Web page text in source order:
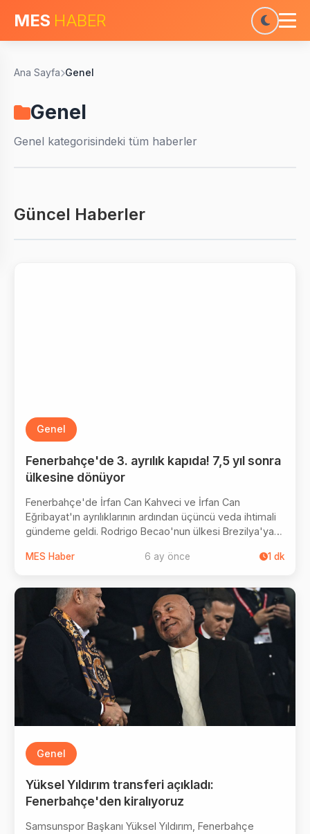
MES HABER
Ana Sayfa Genel
Genel
Genel kategorisindeki tüm haberler
Güncel Haberler
Genel
Fenerbahçe'de 3. ayrılık kapıda! 7,5 yıl sonra
ülkesine dönüyor
Fenerbahçe'de İrfan Can Kahveci ve İrfan Can
Eğribayat'ın ayrılıklarının ardından üçüncü veda ihtimali
gündeme geldi. Rodrigo Becao'nun ülkesi Brezilya'ya
Becao'yu transfer listesine aldığı ve transfer şartlarını
Becao'nun bu sezon Fenerbahçe'de sadece 6 dakika
süre aldığı ve transferin gerçekleşmesi halinde 7,5 yıl
sonra ülkesine dönebileceği ifade edildi.
MES Haber 6 ay önce 1 dk
Genel
Yüksel Yıldırım transferi açıkladı:
Fenerbahçe'den kiralıyoruz
Samsunspor Başkanı Yüksel Yıldırım, Fenerbahçe